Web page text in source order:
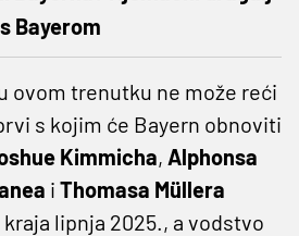
Bayerom
ovom trenutku ne može reći
s kojim će Bayern obnoviti
Kimmicha, Alphonsa
i Thomasa Müllera
lipnja 2025., a vodstvo